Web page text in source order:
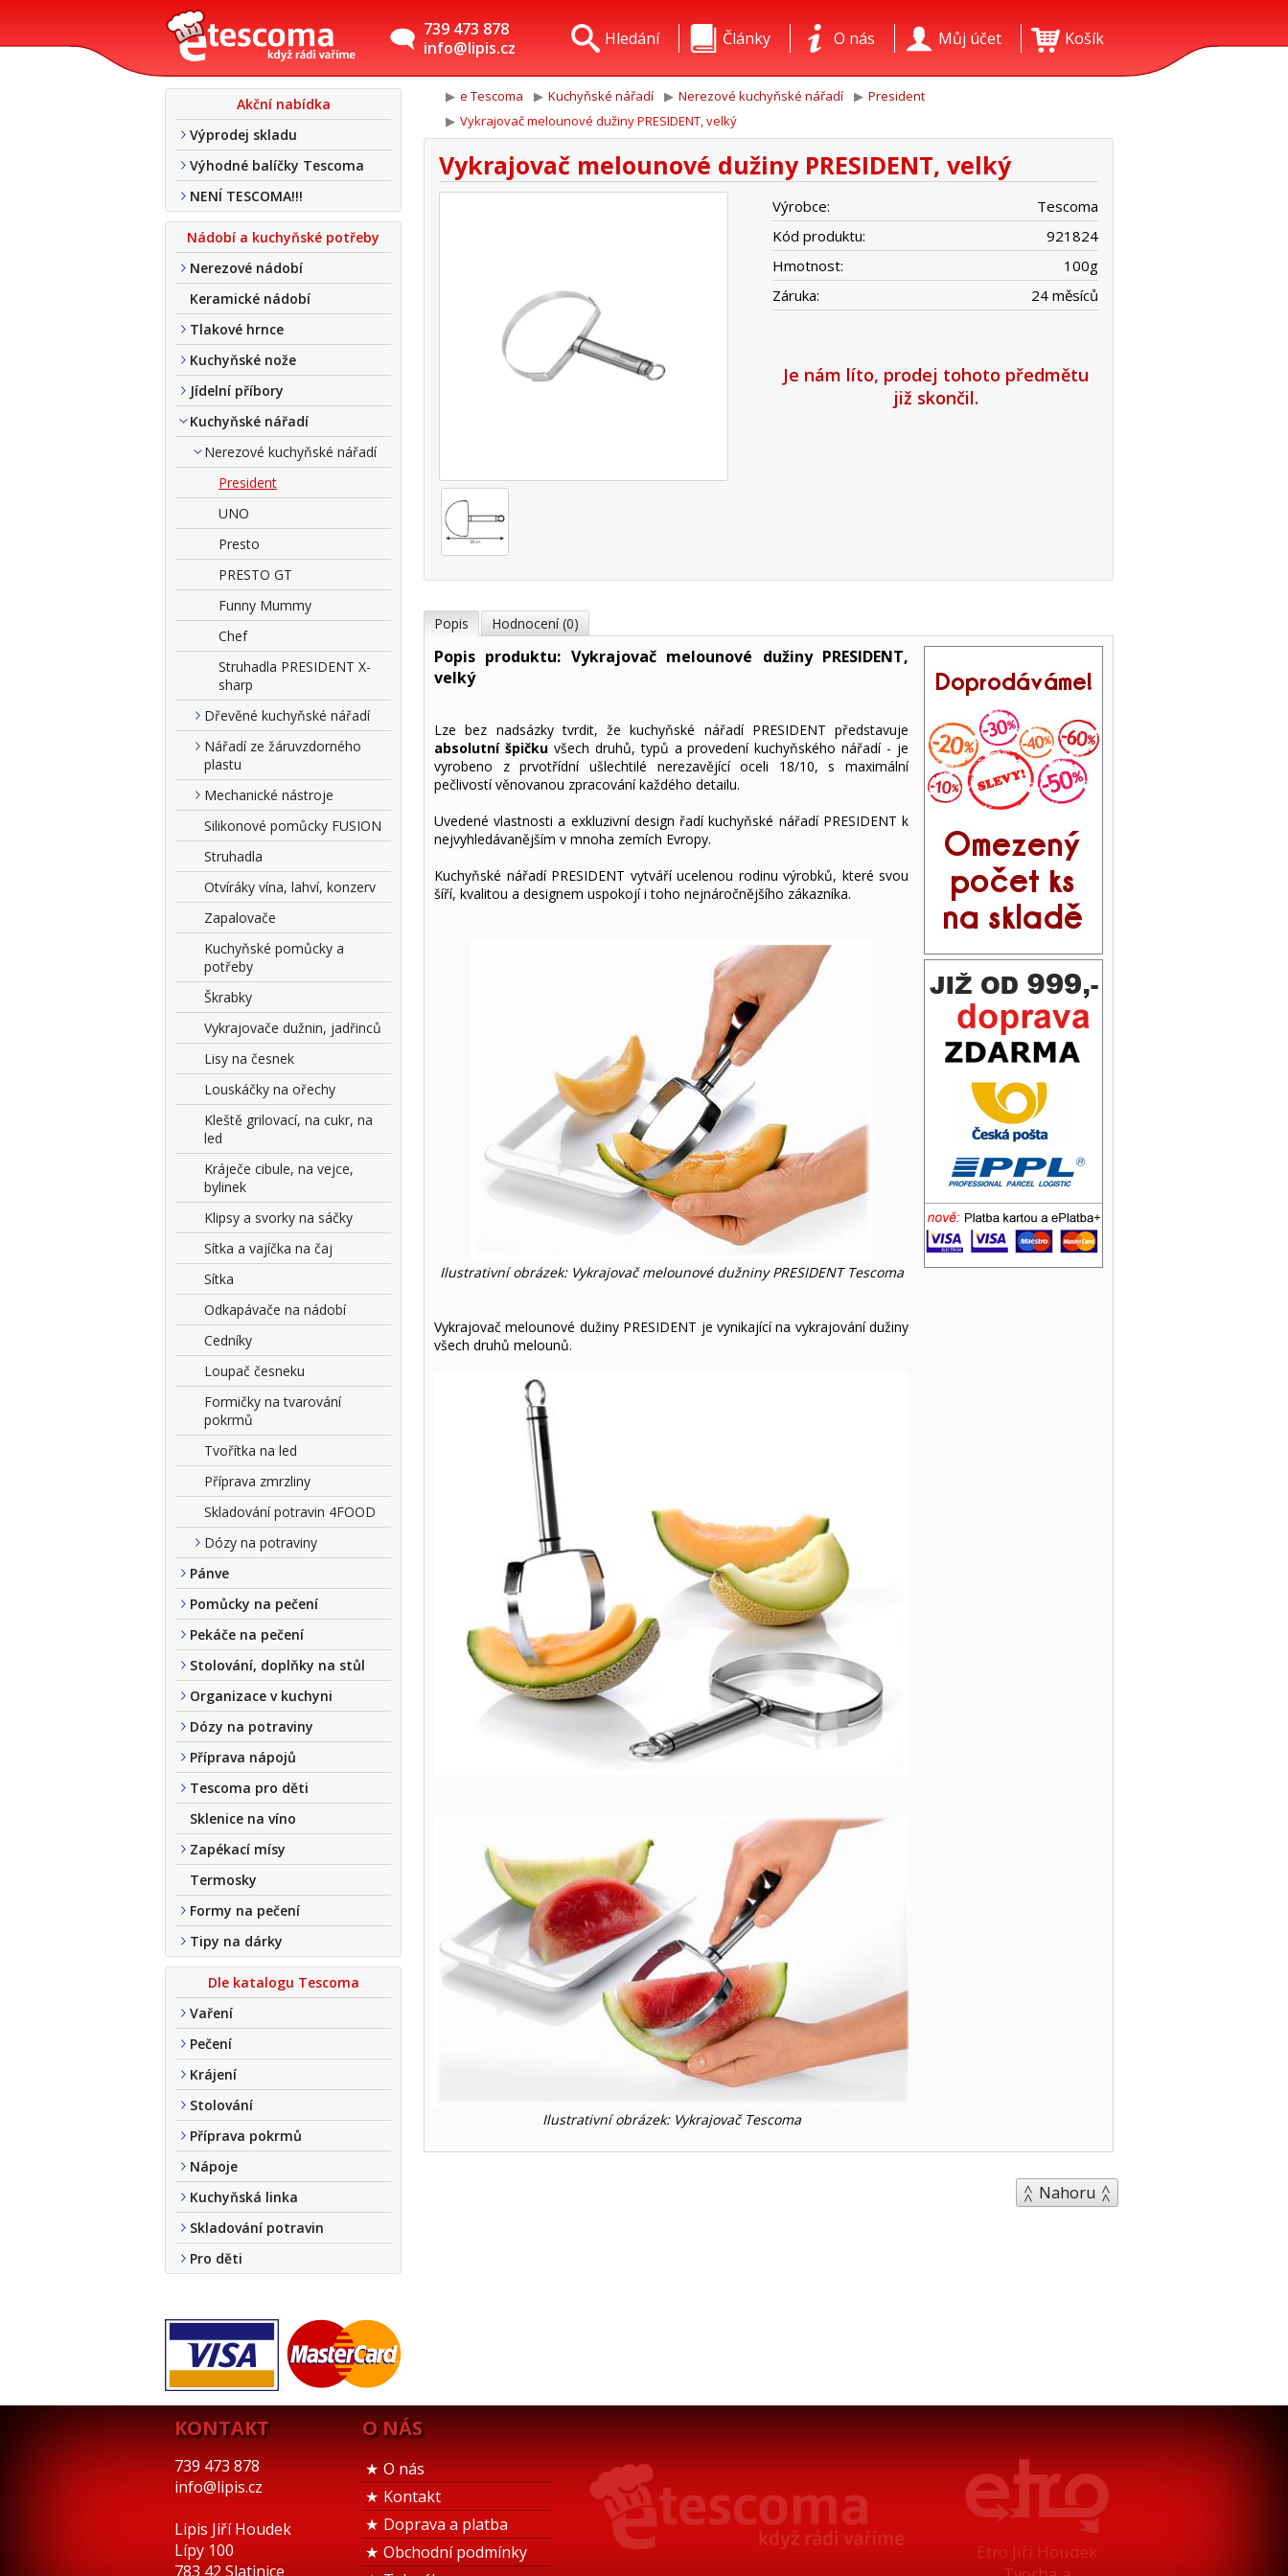
739 473 878
info@lipis.cz
Košík
Můj účet
O nás
Články
Hledání
Akční nabídka
Výprodej skladu
Výhodné balíčky Tescoma
NENÍ TESCOMA!!!
Nádobí a kuchyňské potřeby
Nerezové nádobí
Keramické nádobí
Tlakové hrnce
Kuchyňské nože
Jídelní příbory
Kuchyňské nářadí
Nerezové kuchyňské nářadí
President
UNO
Presto
PRESTO GT
Funny Mummy
Chef
Struhadla PRESIDENT X-
sharp
Dřevěné kuchyňské nářadí
Nářadí ze žáruvzdorného
plastu
Mechanické nástroje
Silikonové pomůcky FUSION
Struhadla
Otvíráky vína, lahví, konzerv
Zapalovače
Kuchyňské pomůcky a
potřeby
Škrabky
Vykrajovače dužnin, jadřinců
Lisy na česnek
Louskáčky na ořechy
Kleště grilovací, na cukr, na
led
Kráječe cibule, na vejce,
bylinek
Klipsy a svorky na sáčky
Sítka a vajíčka na čaj
Sítka
Odkapávače na nádobí
Cedníky
Loupač česneku
Formičky na tvarování
pokrmů
Tvořítka na led
Příprava zmrzliny
Skladování potravin 4FOOD
Dózy na potraviny
Pánve
Pomůcky na pečení
Pekáče na pečení
Stolování, doplňky na stůl
Organizace v kuchyni
Dózy na potraviny
Příprava nápojů
Tescoma pro děti
Sklenice na víno
Zapékací mísy
Termosky
Formy na pečení
Tipy na dárky
Dle katalogu Tescoma
Vaření
Pečení
Krájení
Stolování
Příprava pokrmů
Nápoje
Kuchyňská linka
Skladování potravin
Pro děti
e Tescoma Kuchyňské nářadí Nerezové kuchyňské nářadí
President
Vykrajovač melounové dužiny PRESIDENT, velký
Vykrajovač melounové dužiny PRESIDENT, velký
Výrobce:
Tescoma
Kód produktu:
921824
Hmotnost:
100g
Záruka:
24 měsíců
Je nám líto, prodej tohoto předmětu
již skončil.
Popis Hodnocení (0)
Popis produktu: Vykrajovač melounové dužiny PRESIDENT,
velký
Lze bez nadsázky tvrdit, že kuchyňské nářadí PRESIDENT představuje
absolutní špičkuvšech druhů, typů a provedení kuchyňského nářadí - je
vyrobeno z prvotřídní ušlechtilé nerezavějící oceli 18/10, s maximální
pečlivostí věnovanou zpracování každého detailu.
Uvedené vlastnosti a exkluzivní design řadí kuchyňské nářadí PRESIDENT k
nejvyhledávanějším v mnoha zemích Evropy.
Kuchyňské nářadí PRESIDENT vytváří ucelenou rodinu výrobků, které svou
šíří, kvalitou a designem uspokojí i toho nejnáročnějšího zákazníka.
Ilustrativní obrázek: Vykrajovač melounové dužniny PRESIDENT Tescoma
Vykrajovač melounové dužiny PRESIDENT je vynikající na vykrajování dužiny
všech druhů melounů.
Ilustrativní obrázek: Vykrajovač Tescoma
Nahoru
KONTAKT
739 473 878
info@lipis.cz
Lipis Jiří Houdek
Lípy 100
783 42 Slatinice
O NÁS
O nás
Kontakt
Doprava a platba
Obchodní podmínky
Etro Jiří Houdek